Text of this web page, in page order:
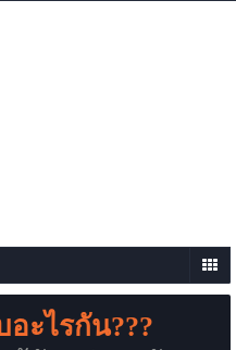
ะไรกัน???